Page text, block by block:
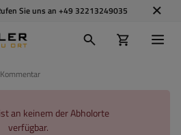
Sie uns an +49 32213249035
Kommentar
an keinem der Abholorte
verfügbar.